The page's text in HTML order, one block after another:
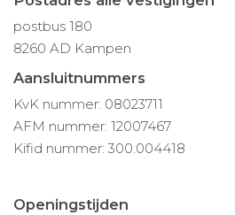
postbus 180
8260 AD Kampen
Aansluitnummers
KvK nummer: 08023711
AFM nummer: 12007467
Kifid nummer: 300.004418
Openingstijden